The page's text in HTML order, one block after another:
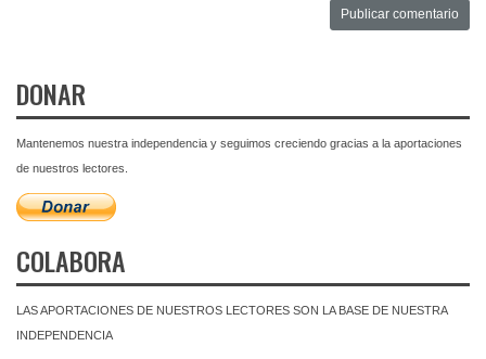
DONAR
Mantenemos nuestra independencia y seguimos creciendo gracias a la aportaciones
de nuestros lectores.
COLABORA
LAS APORTACIONES DE NUESTROS LECTORES SON LA BASE DE NUESTRA
INDEPENDENCIA